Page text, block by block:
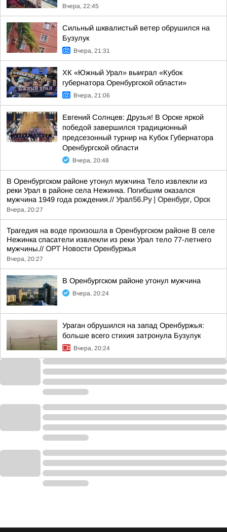
Вчера, 22:45
Сильный шквалистый ветер обрушился на
Бузулук
Вчера, 21:31
ХК «Южный Урал» выиграл «Кубок
губернатора Оренбургской области»
Вчера, 21:06
Евгений Солнцев: Друзья! В Орске яркой
победой завершился традиционный
предсезонный турнир на Кубок Губернатора
Оренбургской области
Вчера, 20:48
В Оренбургском районе утонул мужчина Тело извлекли из
реки Урал в районе села Нежинка. Погибшим оказался
мужчина 1949 года рождения.// Урал56.Ру | Оренбург, Орск
Вчера, 20:27
Трагедия на воде произошла в Оренбургском районе В селе
Нежинка спасатели извлекли из реки Урал тело 77-летнего
мужчины.// ОРТ Новости Оренбуржья
Вчера, 20:27
В Оренбургском районе утонул мужчина
Вчера, 20:24
Ураган обрушился на запад Оренбуржья:
больше всего стихия затронула Бузулук
Вчера, 20:24